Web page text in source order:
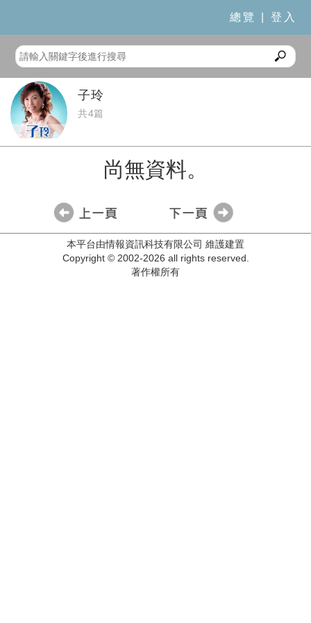
總覽 登入
子玲
共4篇
尚無資料。
本平台由情報資訊科技有限公司 維護建置
Copyright © 2002-2026 all rights reserved.
著作權所有